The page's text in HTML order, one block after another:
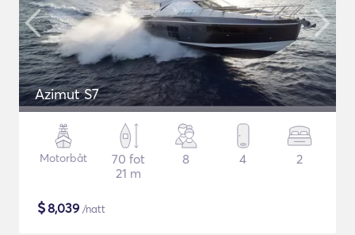
Azimut S7
Motorbåt
70 fot
21 m
8 4 2
$8,039 /natt